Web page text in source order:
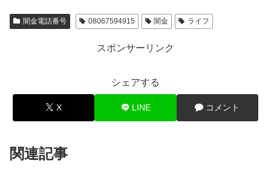
闇金電話番号 08067594915 闇金 ライフ
スポンサーリンク
シェアする
X LINE コメント
関連記事